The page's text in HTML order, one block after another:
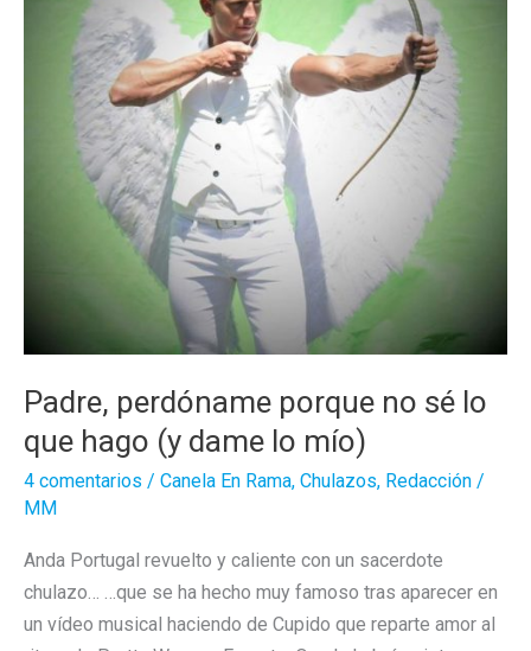
Padre, perdóname porque no sé lo
que hago (y dame lo mío)
4 comentarios / Canela En Rama, Chulazos, Redacción /
MM
Anda Portugal revuelto y caliente con un sacerdote
chulazo… …que se ha hecho muy famoso tras aparecer en
un vídeo musical haciendo de Cupido que reparte amor al